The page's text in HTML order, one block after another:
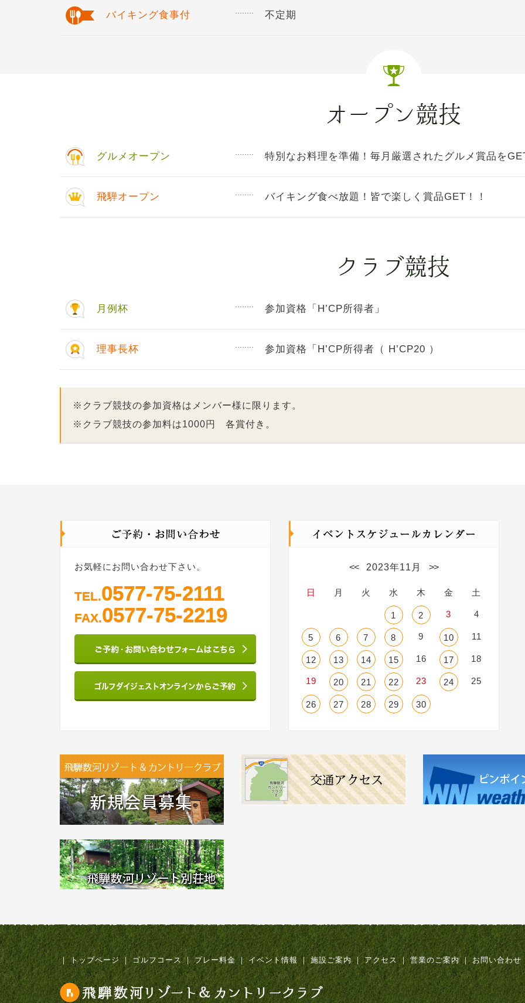
バイキング食事付 不定期
グルメオープン 特別なお料理を準備！毎月厳選されたグルメ賞品を
飛騨オープン バイキング食べ放題！皆で楽しく賞品GET！！
月例杯 参加資格「H’CP所得者」
理事長杯 参加資格「H’CP所得者（ H’CP20 ）
※クラブ競技の参加資格はメンバー様に限ります。
※クラブ競技の参加料は1000円 各賞付き。
お気軽にお問い合わせ下さい。
TEL.0577-75-2111
FAX.0577-75-2219
<< 2023年11月 >>
日 月 火 水 木 金 土
1 2 3 4
5 6 7 8 9 10 11
12 13 14 15 16 17 18
19 20 21 22 23 24 25
26 27 28 29 30
｜ トップページ ｜ ゴルフコース ｜ プレー料金 ｜ イベント情報 ｜ 施設ご案内 ｜ アクセス ｜ 営業のご案内 ｜ お問い合わせ
飛騨数河リゾート&カントリークラブ